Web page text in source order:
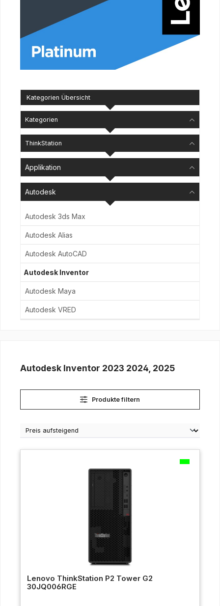
Kategorien Übersicht
Kategorien
ThinkStation
Applikation
Autodesk
Autodesk 3ds Max
Autodesk Alias
Autodesk AutoCAD
Autodesk Inventor
Autodesk Maya
Autodesk VRED
Autodesk Inventor 2023 2024, 2025
Produkte filtern
Lenovo ThinkStation P2 Tower G2
30JQ006RGE